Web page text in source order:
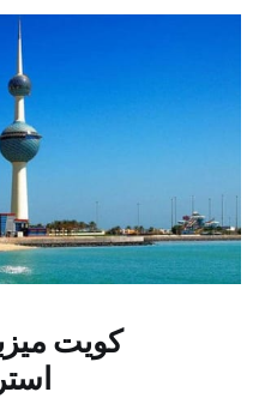
کویت